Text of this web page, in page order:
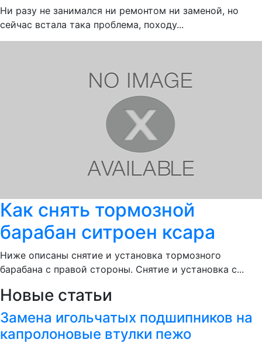
Ни разу не занимался ни ремонтом ни заменой, но
сейчас встала така проблема, походу...
Как снять тормозной
барабан ситроен ксара
Ниже описаны снятие и установка тормозного
барабана с правой стороны. Снятие и установка с...
Новые статьи
Замена игольчатых подшипников на
капролоновые втулки пежо